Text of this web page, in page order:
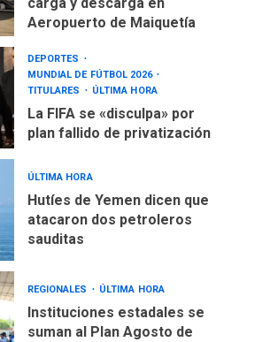
carga y descarga en
Aeropuerto de Maiquetía
DEPORTES
MUNDIAL DE FÚTBOL 2026
TITULARES
ÚLTIMA HORA
La FIFA se «disculpa» por
plan fallido de privatización
ÚLTIMA HORA
Hutíes de Yemen dicen que
atacaron dos petroleros
sauditas
REGIONALES ÚLTIMA HORA
Instituciones estadales se
suman al Plan Agosto de